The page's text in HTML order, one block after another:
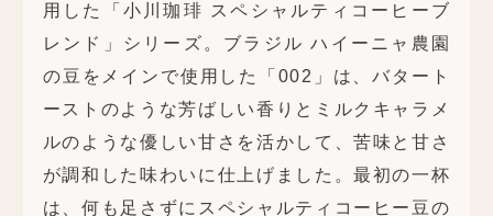
用した「小川珈琲 スペシャルティコーヒーブ
レンド」シリーズ。ブラジル ハイーニャ農園
の豆をメインで使用した「002」は、バタート
ーストのような芳ばしい香りとミルクキャラメ
ルのような優しい甘さを活かして、苦味と甘さ
が調和した味わいに仕上げました。最初の一杯
は、何も足さずにスペシャルティコーヒー豆の